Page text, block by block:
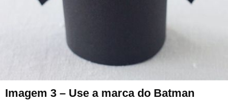
Imagem 3 – Use a marca do Batman